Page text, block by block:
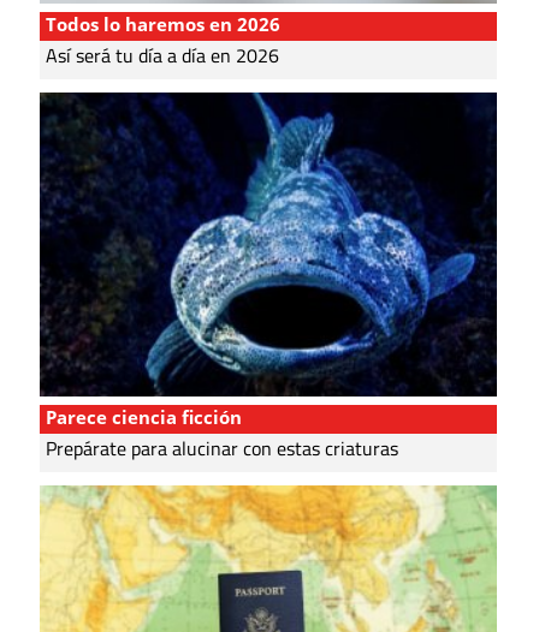
Todos lo haremos en 2026
Así será tu día a día en 2026
Parece ciencia ficción
Prepárate para alucinar con estas criaturas